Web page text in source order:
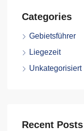
Categories
Gebietsführer
Liegezeit
Unkategorisiert
Recent Posts